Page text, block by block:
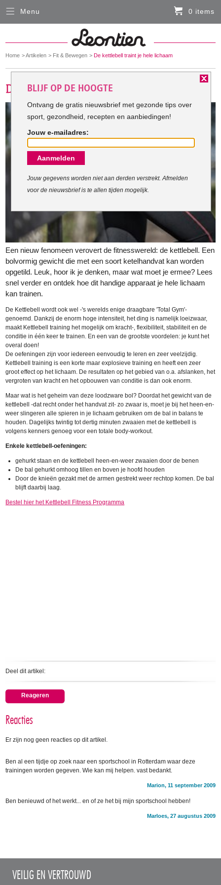
You
here:
Home Artikelen Fit & Bewegen De kettlebell traint je hele lichaam
Een nieuw fenomeen verovert de fitnesswereld: de kettlebell. Een
bolvormig gewicht die met een soort ketelhandvat kan worden
opgetild. Leuk, hoor ik je denken, maar wat moet je ermee? Lees
snel verder en ontdek hoe dit handige apparaat je hele lichaam
kan trainen.
De Kettlebell wordt ook wel -'s werelds enige draagbare 'Total Gym'-
genoemd. Dankzij de enorm hoge intensiteit, het ding is namelijk loeizwaar,
maakt Kettlebell training het mogelijk om kracht-, flexibiliteit, stabiliteit en de
conditie in één keer te trainen. En een van de grootste voordelen: je kunt het
overal doen!
De oefeningen zijn voor iedereen eenvoudig te leren en zeer veelzijdig.
Kettlebell training is een korte maar explosieve training en heeft een zeer
groot effect op het lichaam. De resultaten op het gebied van o.a. afslanken, het
vergroten van kracht en het opbouwen van conditie is dan ook enorm.
Maar wat is het geheim van deze loodzware bol? Doordat het gewicht van de
kettlebell -dat recht onder het handvat zit- zo zwaar is, moet je bij het heen-en-
weer slingeren alle spieren in je lichaam gebruiken om de bal in balans te
houden. Dagelijks twintig tot dertig minuten zwaaien met de kettlebell is
volgens kenners genoeg voor een totale body-workout.
Enkele kettlebell-oefeningen:
gehurkt staan en de kettlebell heen-en-weer zwaaien door de benen
De bal gehurkt omhoog tillen en boven je hoofd houden
Door de knieën gezakt met de armen gestrekt weer rechtop komen. De bal
blijft daarbij laag.
Bestel hier het Kettlebell Fitness Programma
Deel dit artikel:
Reageren
Reacties
Er zijn nog geen reacties op dit artikel.
Ben al een tijdje op zoek naar een sportschool in Rotterdam waar deze
trainingen worden gegeven. Wie kan mij helpen. vast bedankt.
Marion, 11 september 2009
Ben benieuwd of het werkt... en of ze het bij mijn sportschool hebben!
Marloes, 27 augustus 2009
Menu 0 items
VEILIG EN VERTROUWD
Sluiten
HARDLOOPKLEDING
FIETSKLEDING
SERVICE
Inloggen
Contact- en adresgegevens
Levertijd, retourneren, ruilen
BLIJF OP DE HOOGTE
Ontvang de gratis nieuwsbrief met gezonde tips over
sport, gezondheid, recepten en aanbiedingen!
Jouw e-mailadres:
Aanmelden
Jouw gegevens worden niet aan derden verstrekt. Afmelden
voor de nieuwsbrief is te allen tijden mogelijk.